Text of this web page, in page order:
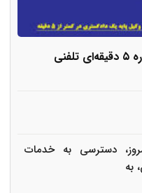
دسترسی به خدمات
به